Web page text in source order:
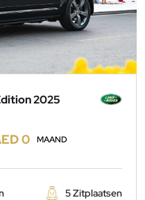
2025
0 MAAND
5 Zitplaatsen